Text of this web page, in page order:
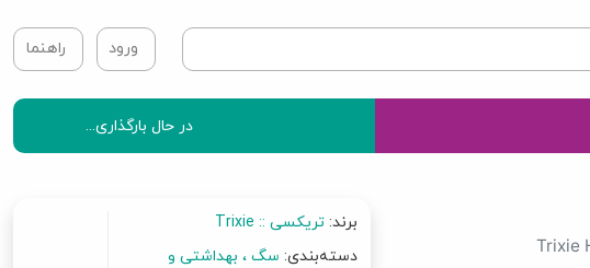
ورود راهنما
در حال بارگذاری...
Trixie
برند:تریکسی :: Trixie
دسته‌بندی: سگ بهداشتی و